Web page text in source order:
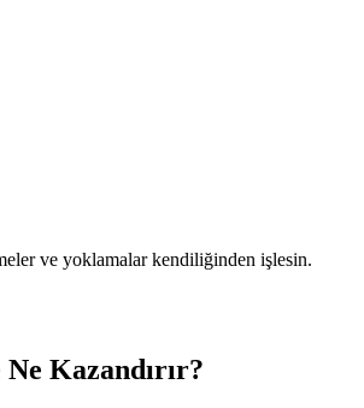
ve yoklamalar kendiliğinden işlesin.
Kazandırır?